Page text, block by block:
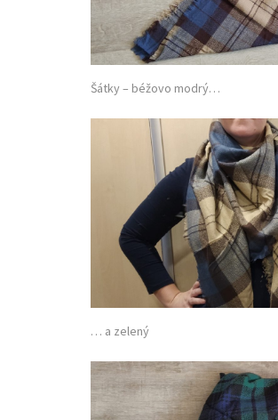
Šátky – béžovo modrý…
… a zelený